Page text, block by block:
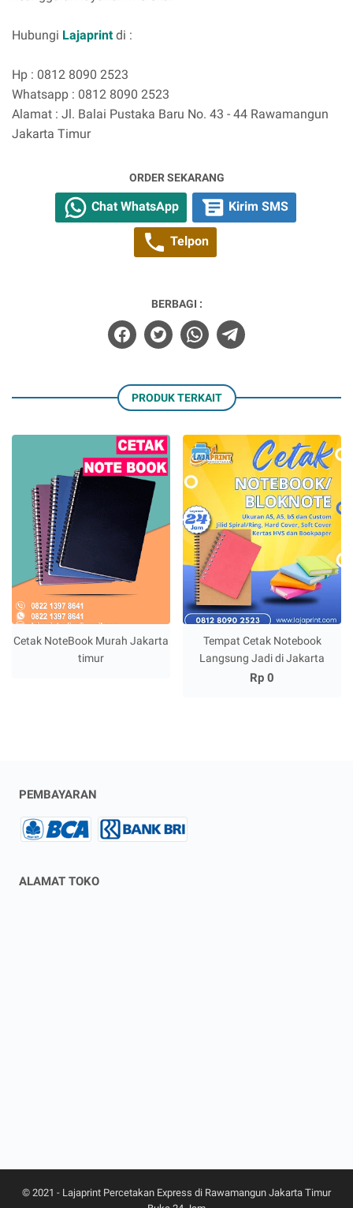
Hubungi Lajaprint di :
Hp : 0812 8090 2523
Whatsapp : 0812 8090 2523
Alamat : Jl. Balai Pustaka Baru No. 43 - 44 Rawamangun
Jakarta Timur
ORDER SEKARANG
Chat WhatsApp Kirim SMS
Telpon
BERBAGI :
PRODUK TERKAIT
Cetak NoteBook Murah Jakarta
timur
Tempat Cetak Notebook
Langsung Jadi di Jakarta
Rp 0
PEMBAYARAN
ALAMAT TOKO
© 2021 - Lajaprint Percetakan Express di Rawamangun Jakarta Timur